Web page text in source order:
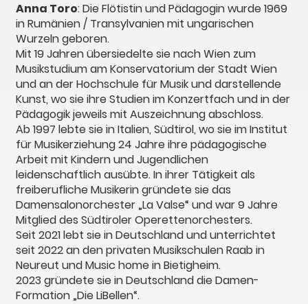
Anna Toro: Die Flötistin und Pädagogin wurde 1969
in Rumänien / Transylvanien mit ungarischen
Wurzeln geboren.
Mit 19 Jahren übersiedelte sie nach Wien zum
Musikstudium am Konservatorium der Stadt Wien
und an der Hochschule für Musik und darstellende
Kunst, wo sie ihre Studien im Konzertfach und in der
Pädagogik jeweils mit Auszeichnung abschloss.
Ab 1997 lebte sie in Italien, Südtirol, wo sie im Institut
für Musikerziehung 24 Jahre ihre pädagogische
Arbeit mit Kindern und Jugendlichen
leidenschaftlich ausübte. In ihrer Tätigkeit als
freiberufliche Musikerin gründete sie das
Damensalonorchester „La Valse“ und war 9 Jahre
Mitglied des Südtiroler Operettenorchesters.
Seit 2021 lebt sie in Deutschland und unterrichtet
seit 2022 an den privaten Musikschulen Raab in
Neureut und Music home in Bietigheim.
2023 gründete sie in Deutschland die Damen-
Formation „Die LiBellen“.